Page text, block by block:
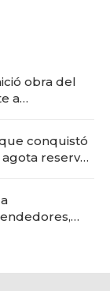
obra del
a
conquistó
reservas